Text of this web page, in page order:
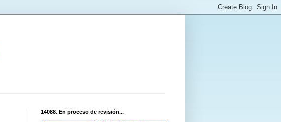
14088. En proceso de revisión...